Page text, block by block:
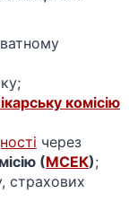
комісію
через
(МСЕК);
страхових